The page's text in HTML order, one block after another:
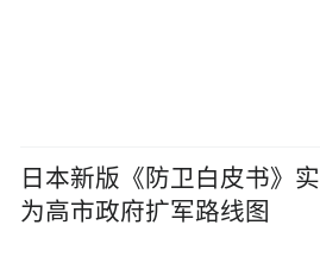
日本新版《防卫白皮书》实
为高市政府扩军路线图